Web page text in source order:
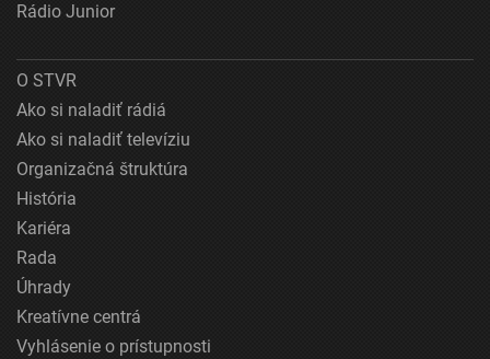
Rádio Junior
O STVR
Ako si naladiť rádiá
Ako si naladiť televíziu
Organizačná štruktúra
História
Kariéra
Rada
Úhrady
Kreatívne centrá
Vyhlásenie o prístupnosti